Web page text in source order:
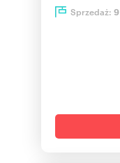
Sprzedaż: 9